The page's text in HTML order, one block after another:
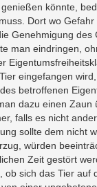
könnte,
Dort wo
Genehmigung des
man eindringen,
eingefangen
betroffenen
dazu einen Zaun
falls es nicht
sollte dem nicht
würden
Zeit gestört
ob sich das Tier auf